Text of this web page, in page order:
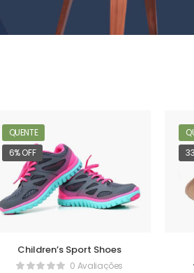
QUENTE
6% OFF
Children’s Sport Shoes
0 Avaliações